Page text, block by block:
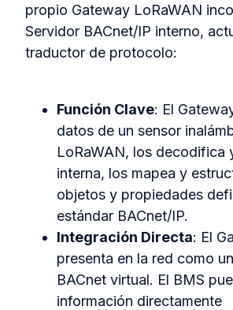
propio Gateway LoRaWAN
Servidor BACnet/IP interno,
traductor de protocolo:
Función Clave: El
datos de un sensor
LoRaWAN, los decodifica
interna, los mapea y
objetos y propiedades
estándar BACnet/IP.
Integración Directa: El
presenta en la red como
BACnet virtual. El BMS
información directamente